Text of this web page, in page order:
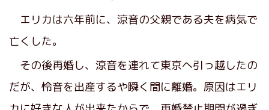
エリカは六年前に、涼音の父親である夫を病気で
亡くした。
その後再婚し、涼音を連れて東京へ引っ越したの
だが、怜音を出産するや瞬く間に離婚。原因はエリ